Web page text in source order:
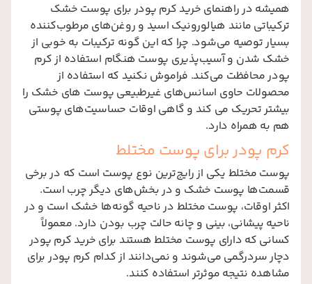
همیشه در راهنمای خرید کرم پودر برای پوست‌ خشک
ترکیباتی مانند هیالورونیک اسید و روغن‌های مرطوب‌کننده
بسیار توصیه می‌شود. چرا که این گونه ترکیبات به خوبی از
خشک شدن و آسیب‌پذیری پوست هنگام استفاده از کرم
پودر محافظت می‌کند. فراموش نکنید که استفاده از
محصولات حاوی اسانس‌های غیرطبیعی پوست‌ های خشک را
بیشتر تحریک می‌ کند و گاهی اوقات حساسیت‌های پوستی
هم به همراه دارد.
کرم پودر برای پوست مختلط
پوست مختلط یکی از رایج‌ترین نوع پوست است که در برخی
قسمت‌ها پوست خشک و در بخش‌های دیگر چرب است.
اکثر اوقات، پوست مختلط در ناحیه گونه‌ها خشک است و در
ناحیه پیشانی، بینی و چانه حالت چرب بودن دارد. معمولاً
کسانی که دارای پوست مختلط هستند برای خرید کرم پودر
دچار سردرگمی می‌شوند و نمی‌دانند از کدام کرم پودر برای
مشاهده نتیجه موثرتر استفاده کنند.